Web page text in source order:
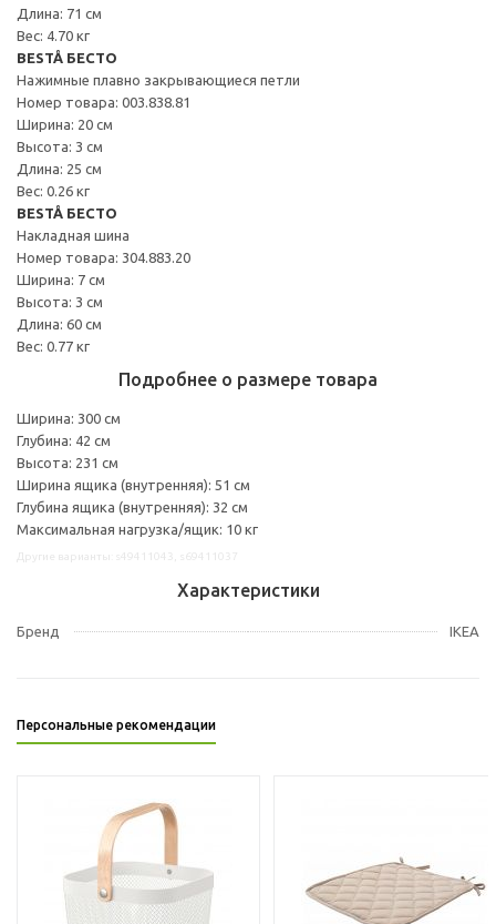
Длина: 71 см
Вес: 4.70 кг
BESTÅ БЕСТО
Нажимные плавно закрывающиеся петли
Номер товара: 003.838.81
Ширина: 20 см
Высота: 3 см
Длина: 25 см
Вес: 0.26 кг
BESTÅ БЕСТО
Накладная шина
Номер товара: 304.883.20
Ширина: 7 см
Высота: 3 см
Длина: 60 см
Вес: 0.77 кг
Подробнее о размере товара
Ширина: 300 см
Глубина: 42 см
Высота: 231 см
Ширина ящика (внутренняя): 51 см
Глубина ящика (внутренняя): 32 см
Максимальная нагрузка/ящик: 10 кг
Характеристики
Бренд IKEA
Персональные рекомендации